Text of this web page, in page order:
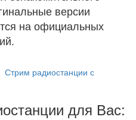
версии
на официальных
Стрим радиостанции с
для Вас: